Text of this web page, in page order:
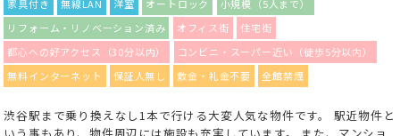
家具付き 無線LAN 洋室 オートロック
小規模（5人まで）
リフォーム・リノベーション済み
オフィス街
住宅街
都心への好アクセス（30分以内）
コンビニ・スーパー近い（徒歩5分以内）
無料インターネット
保証人無し 敷金・礼金不要 全館禁煙
渋谷駅まで乗り換えなし1本で行ける大変人気な物件です。 駅近物件と